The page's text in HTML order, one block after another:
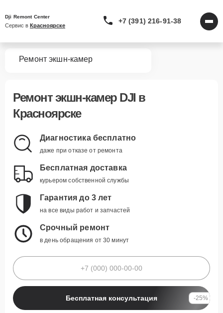
Dji Remont Center
Сервис в Красноярске
+7 (391) 216-91-38
Ремонт экшн-камер
Ремонтэкшн-камер DJI в
Красноярске
Диагностика бесплатно
даже при отказе от ремонта
Бесплатная доставка
курьером собственной службы
Гарантия до 3 лет
на все виды работ и запчастей
Срочный ремонт
в день обращения от 30 минут
Бесплатная консультация -25%